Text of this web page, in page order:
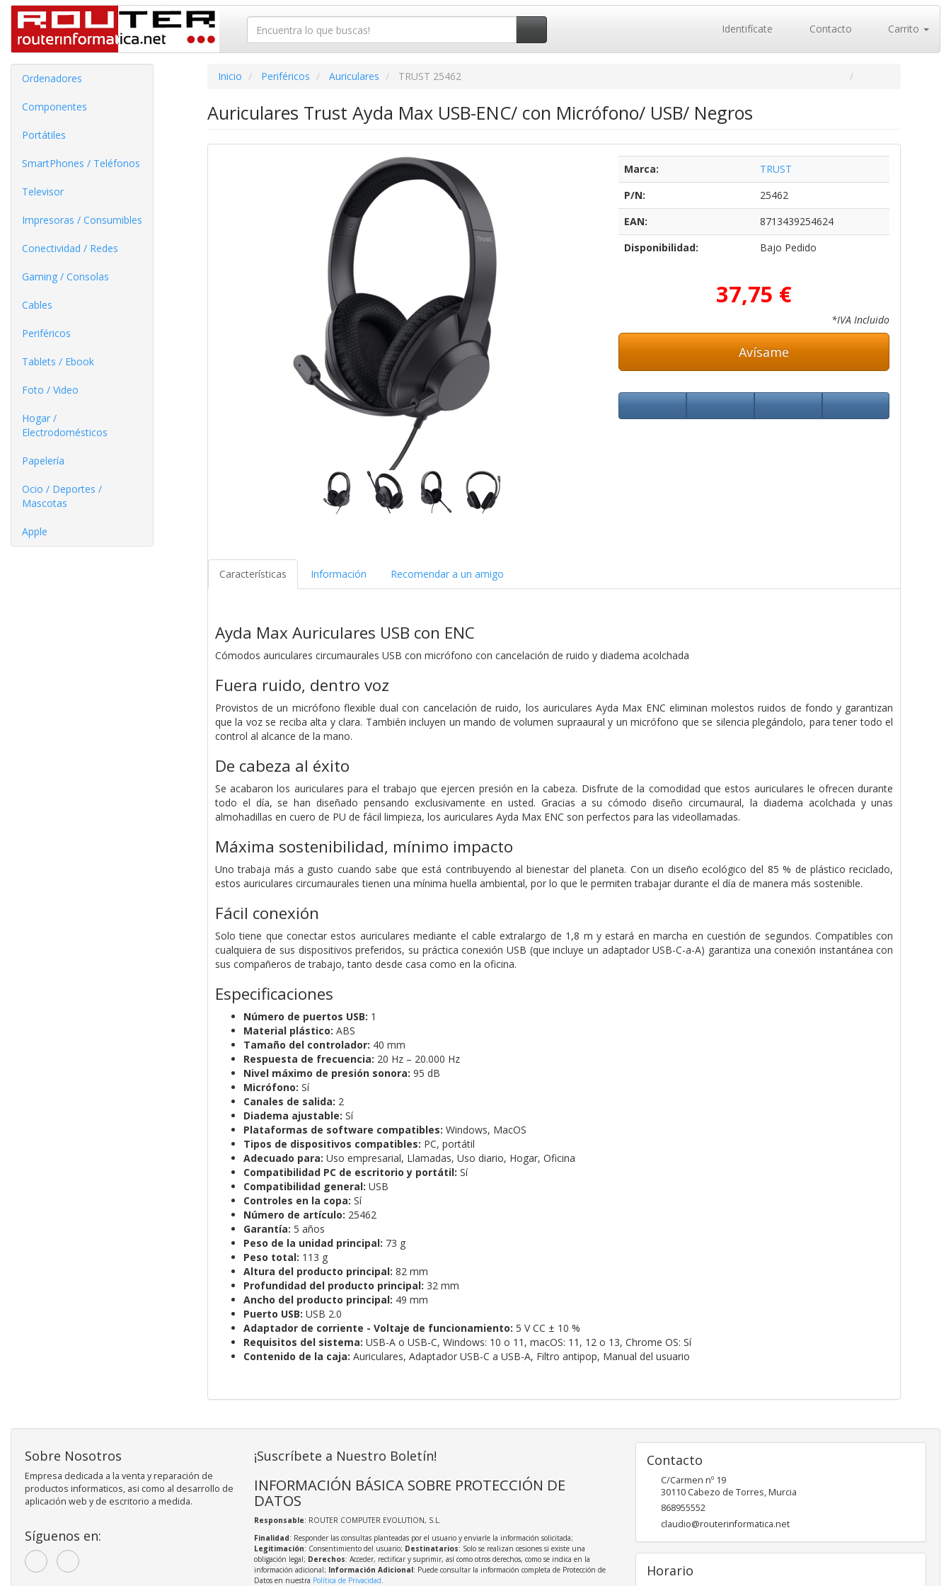
Identifícate Contacto Carrito
Ordenadores
Componentes
Portátiles
SmartPhones / Teléfonos
Televisor
Impresoras / Consumibles
Conectividad / Redes
Gaming / Consolas
Cables
Periféricos
Tablets / Ebook
Foto / Video
Hogar /
Electrodomésticos
Papelería
Ocio / Deportes /
Mascotas
Apple
Inicio Periféricos Auriculares TRUST 25462
Auriculares Trust Ayda Max USB-ENC/ con Micrófono/ USB/ Negros
Marca:
TRUST
P/N:
25462
EAN:
8713439254624
Disponibilidad:
Bajo Pedido
37,75 €
*IVA Incluido
Avísame
Características Información Recomendar a un amigo
Ayda Max Auriculares USB con ENC
Cómodos auriculares circumaurales USB con micrófono con cancelación de ruido y diadema acolchada
Fuera ruido, dentro voz
Provistos de un micrófono flexible dual con cancelación de ruido, los auriculares Ayda Max ENC eliminan molestos ruidos de fondo y garantizan
que la voz se reciba alta y clara. También incluyen un mando de volumen supraaural y un micrófono que se silencia plegándolo, para tener todo el
control al alcance de la mano.
De cabeza al éxito
Se acabaron los auriculares para el trabajo que ejercen presión en la cabeza. Disfrute de la comodidad que estos auriculares le ofrecen durante
todo el día, se han diseñado pensando exclusivamente en usted. Gracias a su cómodo diseño circumaural, la diadema acolchada y unas
almohadillas en cuero de PU de fácil limpieza, los auriculares Ayda Max ENC son perfectos para las videollamadas.
Máxima sostenibilidad, mínimo impacto
Uno trabaja más a gusto cuando sabe que está contribuyendo al bienestar del planeta. Con un diseño ecológico del 85 % de plástico reciclado,
estos auriculares circumaurales tienen una mínima huella ambiental, por lo que le permiten trabajar durante el día de manera más sostenible.
Fácil conexión
Solo tiene que conectar estos auriculares mediante el cable extralargo de 1,8 m y estará en marcha en cuestión de segundos. Compatibles con
cualquiera de sus dispositivos preferidos, su práctica conexión USB (que incluye un adaptador USB-C-a-A) garantiza una conexión instantánea con
sus compañeros de trabajo, tanto desde casa como en la oficina.
Especificaciones
Número de puertos USB: 1
Material plástico: ABS
Tamaño del controlador: 40 mm
Respuesta de frecuencia: 20 Hz – 20.000 Hz
Nivel máximo de presión sonora: 95 dB
Micrófono: Sí
Canales de salida: 2
Diadema ajustable: Sí
Plataformas de software compatibles: Windows, MacOS
Tipos de dispositivos compatibles: PC, portátil
Adecuado para: Uso empresarial, Llamadas, Uso diario, Hogar, Oficina
Compatibilidad PC de escritorio y portátil: Sí
Compatibilidad general: USB
Controles en la copa: Sí
Número de artículo: 25462
Garantía: 5 años
Peso de la unidad principal: 73 g
Peso total: 113 g
Altura del producto principal: 82 mm
Profundidad del producto principal: 32 mm
Ancho del producto principal: 49 mm
Puerto USB: USB 2.0
Adaptador de corriente - Voltaje de funcionamiento: 5 V CC ± 10 %
Requisitos del sistema: USB-A o USB-C, Windows: 10 o 11, macOS: 11, 12 o 13, Chrome OS: Sí
Contenido de la caja: Auriculares, Adaptador USB-C a USB-A, Filtro antipop, Manual del usuario
Sobre Nosotros
Empresa dedicada a la venta y reparación de
productos informaticos, asi como al desarrollo de
aplicación web y de escritorio a medida.
Síguenos en:
¡Suscríbete a Nuestro Boletín!
INFORMACIÓN BÁSICA SOBRE PROTECCIÓN DE
DATOS
Responsable: ROUTER COMPUTER EVOLUTION, S.L.
Finalidad: Responder las consultas planteadas por el usuario y enviarle la información solicitada;
Legitimación: Consentimiento del usuario; Destinatarios: Solo se realizan cesiones si existe una
obligación legal; Derechos: Acceder, rectificar y suprimir, así como otros derechos, como se indica en la
información adicional; Información Adicional: Puede consultar la información completa de Protección de
Datos en nuestra Política de Privacidad.
Contacto
C/Carmen nº 19
30110 Cabezo de Torres,Murcia
868955552
claudio@routerinformatica.net
Horario